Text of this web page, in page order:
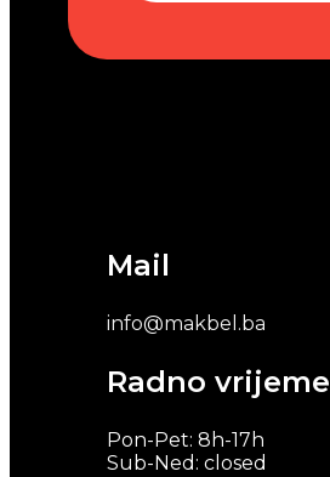
Mail
info@makbel.ba
Radno vrijeme
Pon-Pet: 8h-17h
Sub-Ned: closed